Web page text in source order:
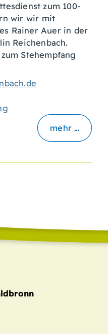
zum 100-
wir wir mit
Rainer Auer in der
Reichenbach.
Stehempfang
mehr …